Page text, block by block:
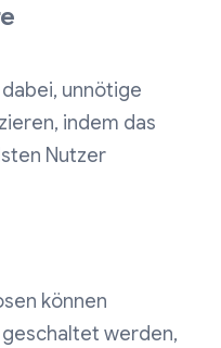
unnötige
indem das
Nutzer
können
werden,